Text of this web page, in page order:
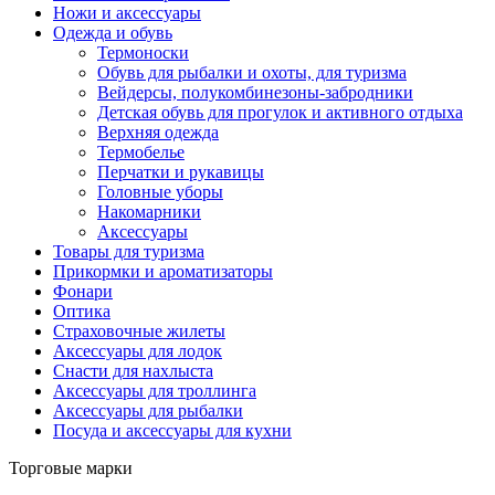
Ножи и аксессуары
Одежда и обувь
Термоноски
Обувь для рыбалки и охоты, для туризма
Вейдерсы, полукомбинезоны-забродники
Детская обувь для прогулок и активного отдыха
Верхняя одежда
Термобелье
Перчатки и рукавицы
Головные уборы
Накомарники
Аксессуары
Товары для туризма
Прикормки и ароматизаторы
Фонари
Оптика
Страховочные жилеты
Аксессуары для лодок
Снасти для нахлыста
Аксессуары для троллинга
Аксессуары для рыбалки
Посуда и аксессуары для кухни
Торговые марки